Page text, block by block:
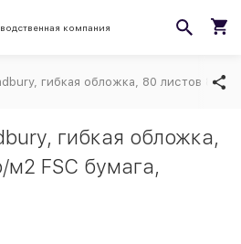
компания
гибкая обложка, 80 листов 80
гибкая обложка,
FSC бумага,